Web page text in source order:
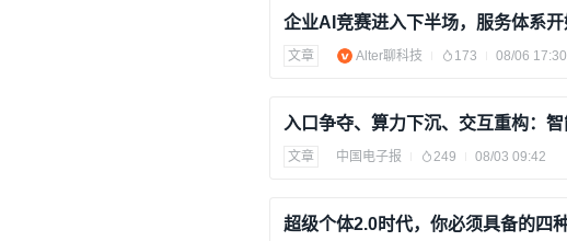
文章 Alter聊科技 173 08/06 17:30
文章 中国电子报 249 08/03 09:42